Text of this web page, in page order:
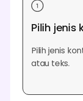
Pilih jenis
Pilih jenis
atau teks.